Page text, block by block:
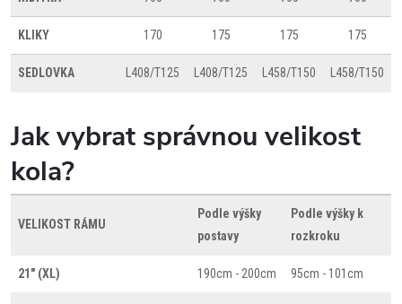
KLIKY 170 175 175 175
SEDLOVKA L408/T125 L408/T125 L458/T150 L458/T150
Jak vybrat správnou velikost
kola?
VELIKOST RÁMU
Podle výšky
postavy
Podle výšky k
rozkroku
21" (XL) 190cm - 200cm 95cm - 101cm